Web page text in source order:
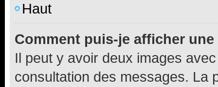
Haut
Comment puis-je afficher
Il peut y avoir deux images
consultation des messages. La